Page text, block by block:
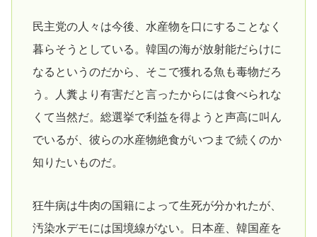
民主党の人々は今後、水産物を口にすることなく
暮らそうとしている。韓国の海が放射能だらけに
なるというのだから、そこで獲れる魚も毒物だろ
う。人糞より有害だと言ったからには食べられな
くて当然だ。総選挙で利益を得ようと声高に叫ん
でいるが、彼らの水産物絶食がいつまで続くのか
知りたいものだ。
狂牛病は牛肉の国籍によって生死が分かれたが、
汚染水デモには国境線がない。日本産、韓国産を